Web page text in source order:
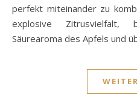
perfekt miteinander zu
explosive Zitrusvielfalt,
Säurearoma des Apfels und